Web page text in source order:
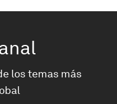
los temas más